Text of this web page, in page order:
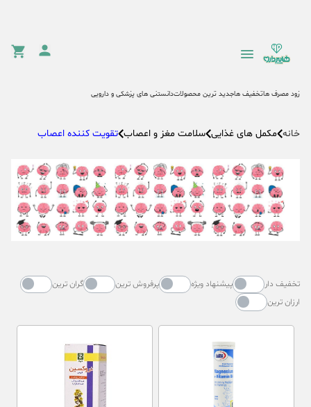
زود مصرف هاتخفیف هاجدید ترین محصولاتدانستنی های پزشکی و دارویی
خانه مکمل های غذایی سلامت مغز و اعصاب تقویت کننده اعصاب
تخفیف دار پیشنهاد ویژه پرفروش ترین
گران ترین
ارزان ترین